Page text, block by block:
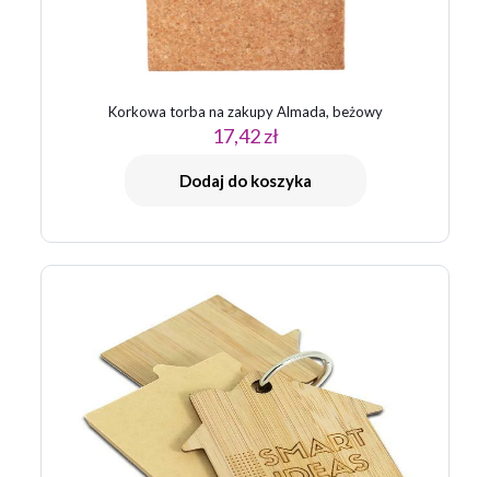
mail*
Korkowa torba na zakupy Almada, beżowy
17,42zł
Dodaj do koszyka